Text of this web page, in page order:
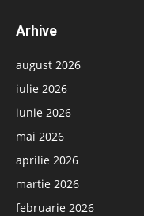
Arhive
august 2026
iulie 2026
iunie 2026
mai 2026
aprilie 2026
martie 2026
februarie 2026